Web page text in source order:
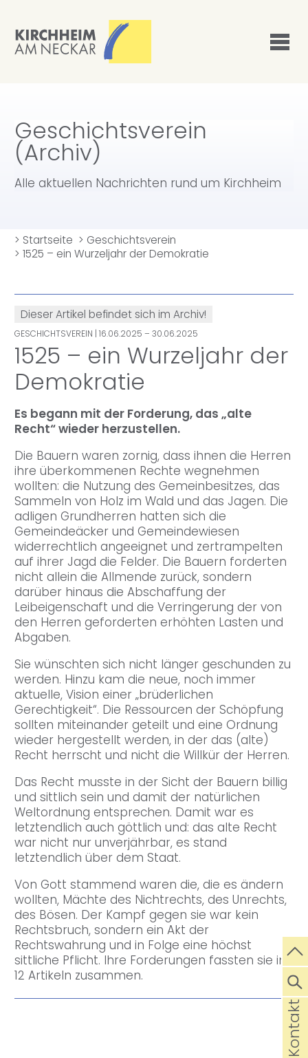
Geschichtsverein
(Archiv)
Alle aktuellen Nachrichten rund um Kirchheim
> Startseite > Geschichtsverein
> 1525 – ein Wurzeljahr der Demokratie
Dieser Artikel befindet sich im Archiv!
GESCHICHTSVEREIN | 16.06.2025 – 30.06.2025
1525 – ein Wurzeljahr der
Demokratie
Es begann mit der Forderung, das „alte
Recht“ wieder herzustellen.
Die Bauern waren zornig, dass ihnen die Herren
ihre überkommenen Rechte wegnehmen
wollten: die Nutzung des Gemeinbesitzes, das
Sammeln von Holz im Wald und das Jagen. Die
adligen Grundherren hatten sich die
Gemeindeäcker und Gemeindewiesen
widerrechtlich angeeignet und zertrampelten
auf ihrer Jagd die Felder. Die Bauern forderten
nicht allein die Allmende zurück, sondern
darüber hinaus die Abschaffung der
Leibeigenschaft und die Verringerung der von
den Herren geforderten erhöhten Lasten und
Abgaben.
Sie wünschten sich nicht länger geschunden zu
werden. Hinzu kam die neue, noch immer
aktuelle, Vision einer „brüderlichen
Gerechtigkeit“. Die Ressourcen der Schöpfung
sollten miteinander geteilt und eine Ordnung
wieder hergestellt werden, in der das (alte)
Recht herrscht und nicht die Willkür der Herren.
Das Recht musste in der Sicht der Bauern billig
und sittlich sein und damit der natürlichen
Weltordnung entsprechen. Damit war es
letztendlich auch göttlich und: das alte Recht
war nicht nur unverjährbar, es stand
letztendlich über dem Staat.
Von Gott stammend waren die, die es ändern
wollten, Mächte des Nichtrechts, des Unrechts,
des Bösen. Der Kampf gegen sie war kein
Rechtsbruch, sondern ein Akt der
Rechtswahrung und in Folge eine höchst
sittliche Pflicht. Ihre Forderungen fassten sie in
12 Artikeln zusammen.
Kontakt